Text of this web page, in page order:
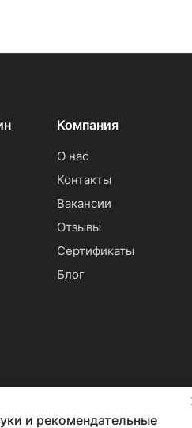
Компания
О нас
Контакты
Вакансии
Отзывы
Сертификаты
Блог
✕
и рекомендательные